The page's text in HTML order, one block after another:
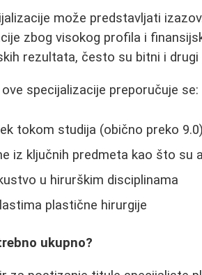
može predstavljati
zbog visokog profila i
rezultata, često su bitni i
specijalizacije preporučuje se:
tokom studija (obično preko
iz ključnih predmeta kao što su
u hirurškim disciplinama
plastične hirurgije
ukupno?